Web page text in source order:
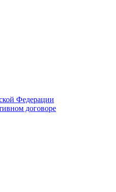
Федерации
договоре